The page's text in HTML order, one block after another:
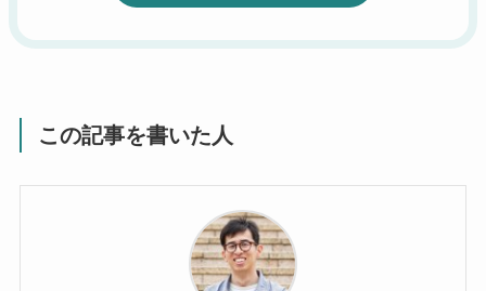
この記事を書いた人